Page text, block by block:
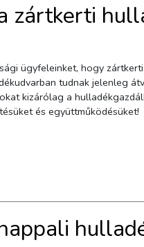
alapján történik
maximum 40 db/alkalom. Továbbá megkérjük
nem a díjfizető
zártkerti
ügyfeleinket, hogy
tudnak jelenleg átvenni
kizárólag a
és együttműködésüket!